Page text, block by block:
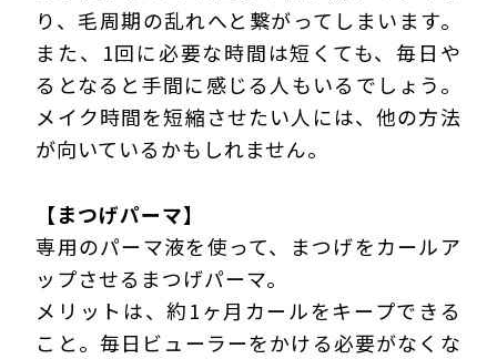
り、毛周期の乱れへと繋がってしまいます。
また、1回に必要な時間は短くても、毎日や
るとなると手間に感じる人もいるでしょう。
メイク時間を短縮させたい人には、他の方法
が向いているかもしれません。
【まつげパーマ】
専用のパーマ液を使って、まつげをカールア
ップさせるまつげパーマ。
メリットは、約1ヶ月カールをキープできる
こと。毎日ビューラーをかける必要がなくな